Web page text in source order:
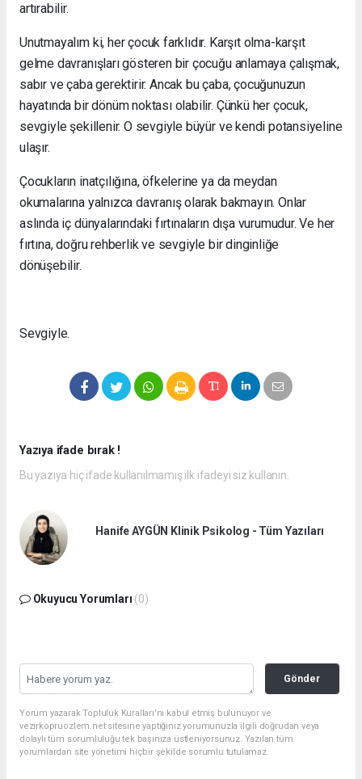
artırabilir.
Unutmayalım ki, her çocuk farklıdır. Karşıt olma-karşıt
gelme davranışları gösteren bir çocuğu anlamaya çalışmak,
sabır ve çaba gerektirir. Ancak bu çaba, çocuğunuzun
hayatında bir dönüm noktası olabilir. Çünkü her çocuk,
sevgiyle şekillenir. O sevgiyle büyür ve kendi potansiyeline
ulaşır.
Çocukların inatçılığına, öfkelerine ya da meydan
okumalarına yalnızca davranış olarak bakmayın. Onlar
aslında iç dünyalarındaki fırtınaların dışa vurumudur. Ve her
fırtına, doğru rehberlik ve sevgiyle bir dinginliğe
dönüşebilir.
Sevgiyle.
Yazıya ifade bırak !
Bu yazıya hiç ifade kullanılmamış ilk ifadeyi siz kullanın.
Hanife AYGÜN Klinik Psikolog - Tüm Yazıları
Okuyucu Yorumları (0)
Gönder
Yorum yazarak Topluluk Kuralları’nı kabul etmiş bulunuyor ve
vezirkopruozlem.net sitesine yaptığınız yorumunuzla ilgili doğrudan veya
dolaylı tüm sorumluluğu tek başınıza üstleniyorsunuz. Yazılan tüm
yorumlardan site yönetimi hiçbir şekilde sorumlu tutulamaz.